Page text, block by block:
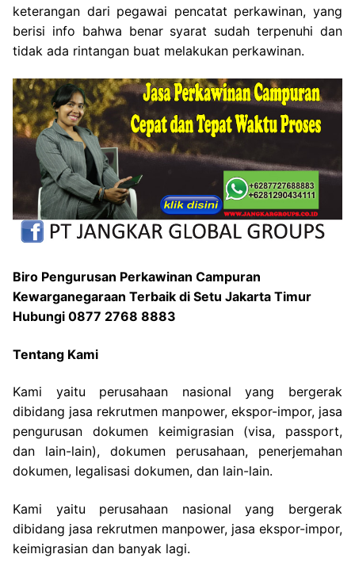
keterangan dari pegawai pencatat perkawinan, yang
berisi info bahwa benar syarat sudah terpenuhi dan
tidak ada rintangan buat melakukan perkawinan.
Biro Pengurusan Perkawinan Campuran
Kewarganegaraan Terbaik di Setu Jakarta Timur
Hubungi 0877 2768 8883
Tentang Kami
Kami yaitu perusahaan nasional yang bergerak
dibidang jasa rekrutmen manpower, ekspor-impor, jasa
pengurusan dokumen keimigrasian (visa, passport,
dan lain-lain), dokumen perusahaan, penerjemahan
dokumen, legalisasi dokumen, dan lain-lain.
Kami yaitu perusahaan nasional yang bergerak
dibidang jasa rekrutmen manpower, jasa ekspor-impor,
keimigrasian dan banyak lagi.